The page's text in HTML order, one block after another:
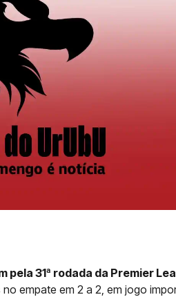
31ª rodada da Premier
empate em 2 a 2, em jogo